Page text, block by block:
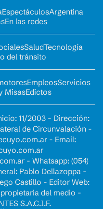
EspectáculosArgentina
En las redes
SaludTecnología
del tránsito
EmpleosServicios
MisasEdictos
11/2003 - Dirección:
de Circunvalación -
- Email:
- Whatsapp: (054)
Pablo Dellazoppa -
Castillo - Editor Web:
del medio -
S.A.C.I.F.